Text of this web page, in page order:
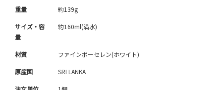
重量 約139g
サイズ・容
量
約160ml(満水)
材質 ファインポーセレン(ホワイト)
原産国 SRI LANKA